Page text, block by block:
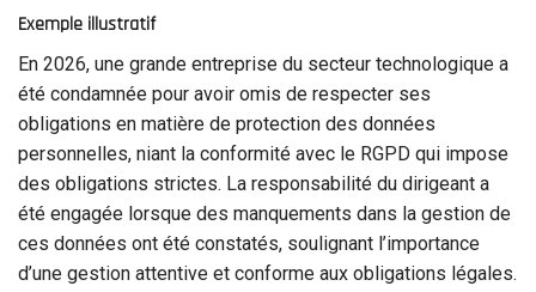
Exemple illustratif
En 2026, une grande entreprise du secteur technologique a
été condamnée pour avoir omis de respecter ses
obligations en matière de protection des données
personnelles, niant la conformité avec le RGPD qui impose
des obligations strictes. La responsabilité du dirigeant a
été engagée lorsque des manquements dans la gestion de
ces données ont été constatés, soulignant l’importance
d’une gestion attentive et conforme aux obligations légales.